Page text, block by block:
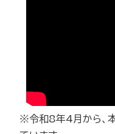
※令和8年4月から、本